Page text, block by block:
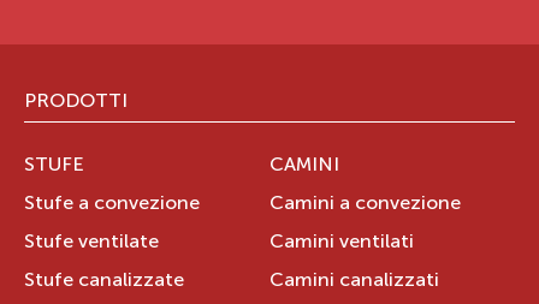
SILBA MATTEO
VIALE FERROVIA 20
71045ORTA NOVA
PRODOTTI
STUFE
Stufe a convezione
Stufe ventilate
Stufe canalizzate
CAMINI
Camini a convezione
Camini ventilati
Camini canalizzati